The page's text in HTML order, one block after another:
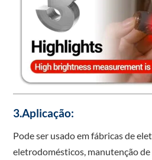
3.Aplicação:
Pode ser usado em fábricas de
eletrodomésticos, manutenção